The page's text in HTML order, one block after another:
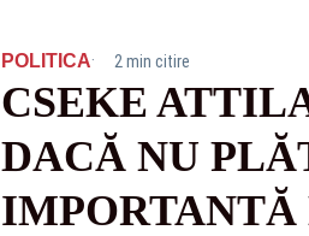
POLITICA· 2 min citire
CSEKE
DACĂ NU